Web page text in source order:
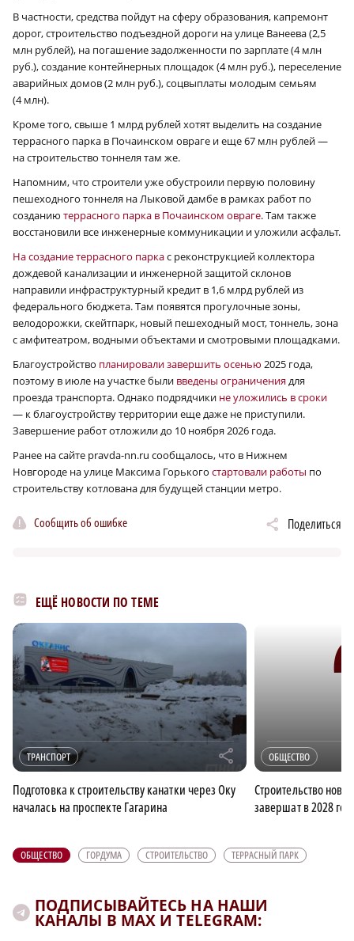
В частности, средства пойдут на сферу образования, капремонт
дорог, строительство подъездной дороги на улице Ванеева (2,5
млн рублей), на погашение задолженности по зарплате (4 млн
руб.), создание контейнерных площадок (4 млн руб.), переселение
аварийных домов (2 млн руб.), соцвыплаты молодым семьям
(4 млн).
Кроме того, свыше 1 млрд рублей хотят выделить на создание
террасного парка в Почаинском овраге и еще 67 млн рублей —
на строительство тоннеля там же.
Напомним, что строители уже обустроили первую половину
пешеходного тоннеля на Лыковой дамбе в рамках работ по
созданию террасного парка в Почаинском овраге. Там также
восстановили все инженерные коммуникации и уложили асфальт.
На создание террасного паркас реконструкцией коллектора
дождевой канализации и инженерной защитой склонов
направили инфраструктурный кредит в 1,6 млрд рублей из
федерального бюджета. Там появятся прогулочные зоны,
велодорожки, скейтпарк, новый пешеходный мост, тоннель, зона
с амфитеатром, водными объектами и смотровыми площадками.
Благоустройство планировали завершить осенью 2025 года,
поэтому в июле на участке были введены ограничениядля
проезда транспорта. Однако подрядчики не уложились в сроки
— к благоустройству территории еще даже не приступили.
Завершение работ отложили до 10 ноября 2026 года.
Ранее на сайте pravda-nn.ru сообщалось, что в Нижнем
Новгороде на улице Максима Горького стартовали работы по
строительству котлована для будущей станции метро.
Сообщить об ошибке Поделиться
ЕЩЁ НОВОСТИ ПО ТЕМЕ
ТРАНСПОРТ r
Подготовка к строительству канатки через Оку
началась на проспекте Гагарина
ОБЩЕСТВО
Строительство
завершат в 2028
ОБЩЕСТВО ГОРДУМА СТРОИТЕЛЬСТВО ТЕРРАСНЫЙ ПАРК
ПОДПИСЫВАЙТЕСЬ НА НАШИ
КАНАЛЫ В MAX И TELEGRAM: